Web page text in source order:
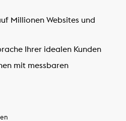
Millionen Websites und
Ihrer idealen Kunden
mit messbaren